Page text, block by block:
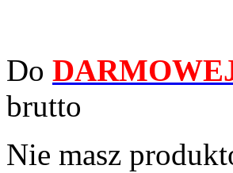
Do
brutto
Nie masz